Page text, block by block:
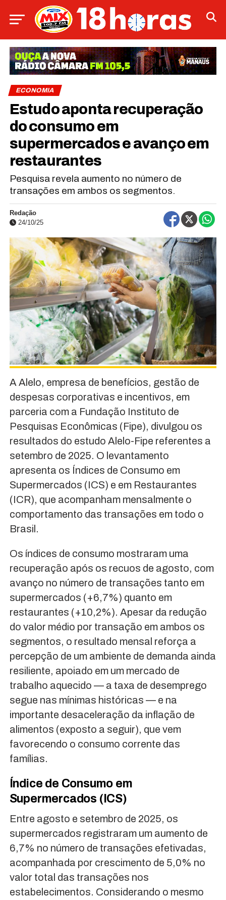
ECONOMIA
Estudo aponta recuperação
do consumo em
supermercados e avanço em
restaurantes
Pesquisa revela aumento no número de
transações em ambos os segmentos.
Redação
24/10/25
A Alelo, empresa de benefícios, gestão de
despesas corporativas e incentivos, em
parceria com a Fundação Instituto de
Pesquisas Econômicas (Fipe), divulgou os
resultados do estudo Alelo-Fipe referentes a
setembro de 2025. O levantamento
apresenta os Índices de Consumo em
Supermercados (ICS) e em Restaurantes
(ICR), que acompanham mensalmente o
comportamento das transações em todo o
Brasil.
Os índices de consumo mostraram uma
recuperação após os recuos de agosto, com
avanço no número de transações tanto em
supermercados (+6,7%) quanto em
restaurantes (+10,2%). Apesar da redução
do valor médio por transação em ambos os
segmentos, o resultado mensal reforça a
percepção de um ambiente de demanda ainda
resiliente, apoiado em um mercado de
trabalho aquecido — a taxa de desemprego
segue nas mínimas históricas — e na
importante desaceleração da inflação de
alimentos (exposto a seguir), que vem
favorecendo o consumo corrente das
famílias.
Índice de Consumo em
Supermercados (ICS)
Entre agosto e setembro de 2025, os
supermercados registraram um aumento de
6,7% no número de transações efetivadas,
acompanhada por crescimento de 5,0% no
valor total das transações nos
estabelecimentos. Considerando o mesmo